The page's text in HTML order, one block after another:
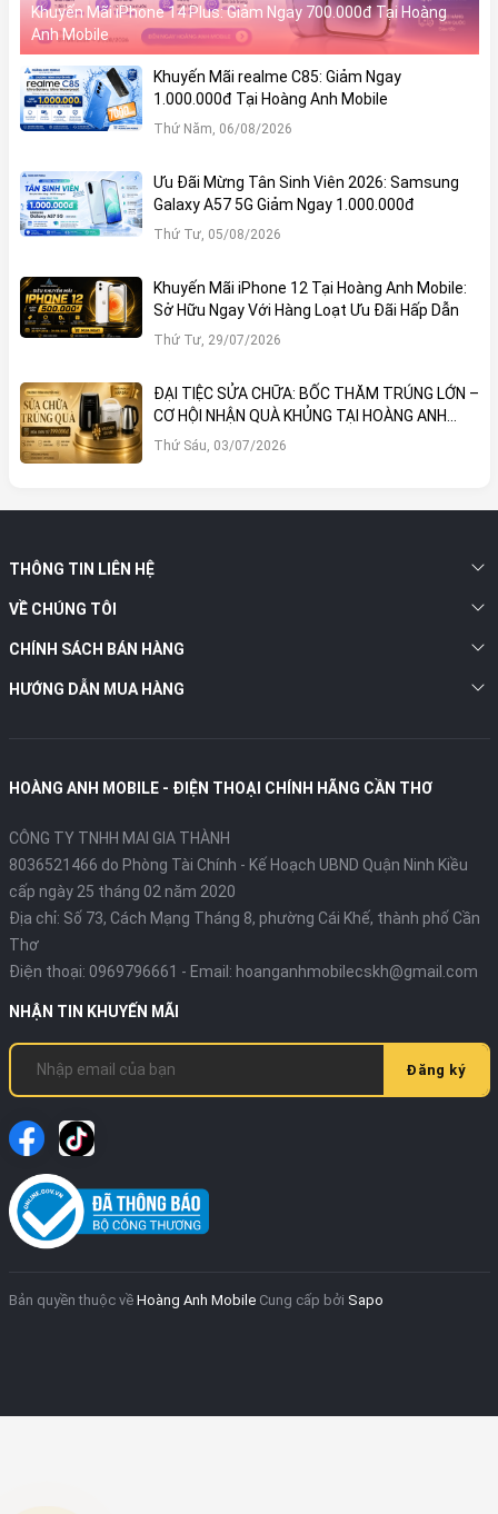
Khuyến Mãi iPhone 14 Plus: Giảm Ngay 700.000đ Tại Hoàng
Anh Mobile
Khuyến Mãi realme C85: Giảm Ngay
1.000.000đ Tại Hoàng Anh Mobile
Thứ Năm, 06/08/2026
Ưu Đãi Mừng Tân Sinh Viên 2026: Samsung
Galaxy A57 5G Giảm Ngay 1.000.000đ
Thứ Tư, 05/08/2026
Khuyến Mãi iPhone 12 Tại Hoàng Anh Mobile:
Sở Hữu Ngay Với Hàng Loạt Ưu Đãi Hấp Dẫn
Thứ Tư, 29/07/2026
ĐẠI TIỆC SỬA CHỮA: BỐC THĂM TRÚNG LỚN –
CƠ HỘI NHẬN QUÀ KHỦNG TẠI HOÀNG ANH
MOBILE
Thứ Sáu, 03/07/2026
THÔNG TIN LIÊN HỆ
VỀ CHÚNG TÔI
CHÍNH SÁCH BÁN HÀNG
HƯỚNG DẪN MUA HÀNG
HOÀNG ANH MOBILE - ĐIỆN THOẠI CHÍNH HÃNG CẦN THƠ
CÔNG TY TNHH MAI GIA THÀNH
8036521466 do Phòng Tài Chính - Kế Hoạch UBND Quận Ninh Kiều
cấp ngày 25 tháng 02 năm 2020
Địa chỉ: Số 73, Cách Mạng Tháng 8, phường Cái Khế, thành phố Cần
Thơ
Điện thoại: 0969796661 - Email: hoanganhmobilecskh@gmail.com
NHẬN TIN KHUYẾN MÃI
Đăng ký
Bản quyền thuộc về Hoàng Anh Mobile Cung cấp bởi Sapo